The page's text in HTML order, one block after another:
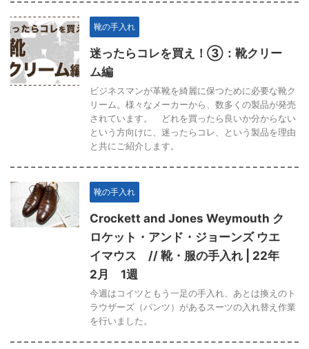
靴の手入れ
迷ったらコレを買え！③：靴クリー
ム編
ビジネスマンが革靴を綺麗に保つために必要な靴ク
リーム。様々なメーカーから、数多くの製品が発売
されています。 どれを買ったら良いか分からない
という方向けに、迷ったらコレ、という製品を理由
と共にご紹介します。
靴の手入れ
Crockett and Jones Weymouth ク
ロケット・アンド・ジョーンズ ウエ
イマウス // 靴・服の手入れ | 22年
2月 1週
今週はコイツともう一足の手入れ、あとは換えのト
ラウザーズ（パンツ）があるスーツの入れ替え作業
を行いました。